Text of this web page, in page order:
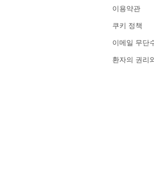
이용약관
쿠키 정책
이메일 무단
환자의 권리